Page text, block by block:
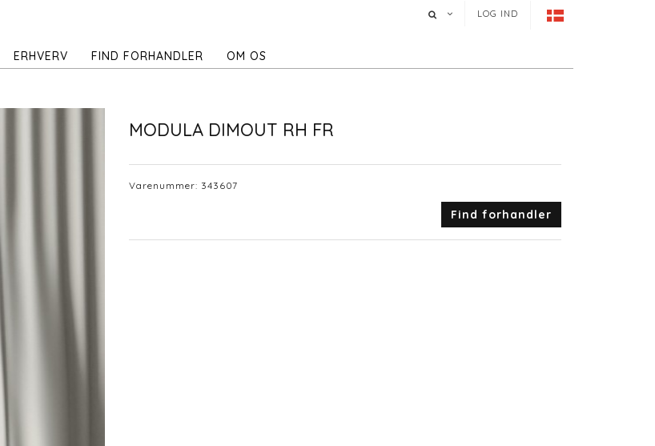
LOG IND
ERHVERV FIND FORHANDLER OM OS
MODULA DIMOUT RH FR
Varenummer: 343607
Find forhandler